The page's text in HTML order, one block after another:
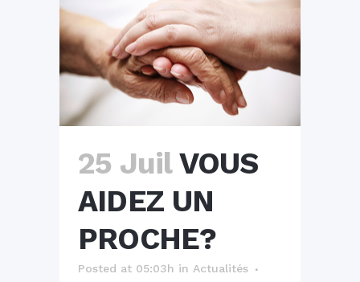
25 Juil VOUS
AIDEZ UN
PROCHE?
Posted at 05:03h in Actualités